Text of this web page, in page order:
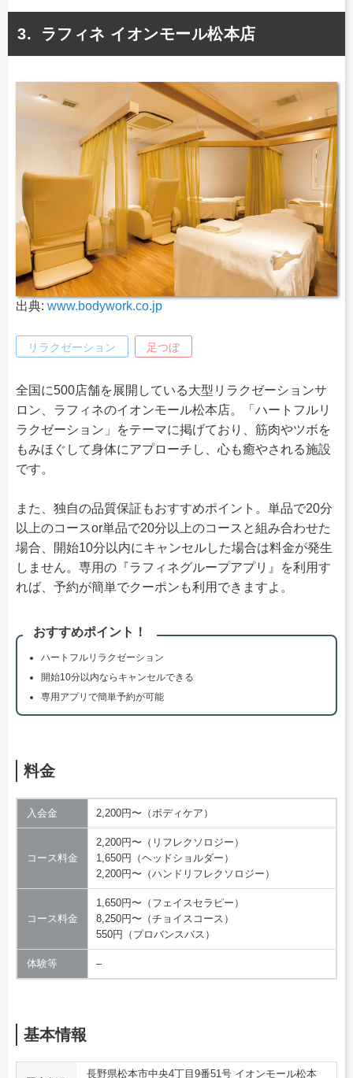
ラフィネ イオンモール松本店
出典: www.bodywork.co.jp
リラクゼーション 足つぼ
全国に500店舗を展開している大型リラクゼーションサ
ロン、ラフィネのイオンモール松本店。「ハートフルリ
ラクゼーション」をテーマに掲げており、筋肉やツボを
もみほぐして身体にアプローチし、心も癒やされる施設
です。
また、独自の品質保証もおすすめポイント。単品で20分
以上のコースor単品で20分以上のコースと組み合わせた
場合、開始10分以内にキャンセルした場合は料金が発生
しません。専用の『ラフィネグループアプリ』を利用す
れば、予約が簡単でクーポンも利用できますよ。
おすすめポイント！
ハートフルリラクゼーション
開始10分以内ならキャンセルできる
専用アプリで簡単予約が可能
料金
入会金 2,200円〜（ボディケア）
コース料金
2,200円〜（リフレクソロジー）
1,650円（ヘッドショルダー）
2,200円〜（ハンドリフレクソロジー）
コース料金
1,650円〜（フェイスセラピー）
8,250円〜（チョイスコース）
550円（プロバンスバス）
体験等 –
基本情報
長野県松本市中央4丁目9番51号 イオンモール松本